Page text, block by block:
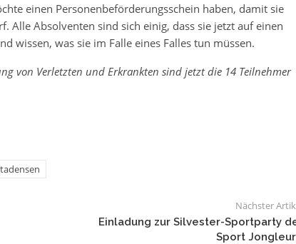
einen Personenbeförderungsschein haben, damit sie
Alle Absolventen sind sich einig, dass sie jetzt auf einen
wissen, was sie im Falle eines Falles tun müssen.
von Verletzten und Erkrankten sind jetzt die 14 Teilnehmer
Nächster
Einladung zur Silvester-Sportparty
Sport